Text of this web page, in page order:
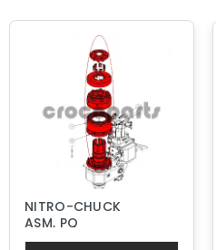
NITRO-CHUCK
ASM, PQ